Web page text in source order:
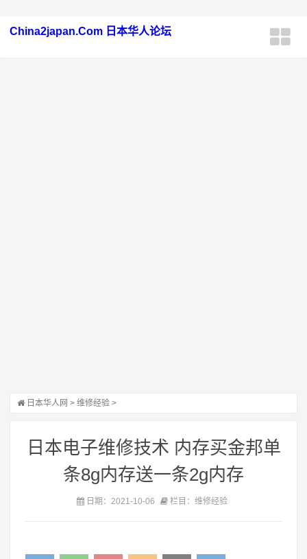
China2japan.Com 日本华人论坛
日本华人网 > 维修经验 >
日本电子维修技术 内存买金邦单
条8g内存送一条2g内存
日期：2021-10-06 栏目：维修经验